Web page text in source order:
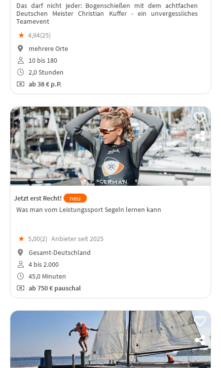
Das darf nicht jeder: Bogenschießen mit dem achtfachen
Deutschen Meister Christian Kuffer - ein unvergessliches
Teamevent
★ 4,94(25)
mehrere Orte
10 bis 180
2,0 Stunden
ab38 € p.P.
Jetzt erst Recht!
neu
Was man vom Leistungssport Segeln lernen kann
★ 5,00(2) Anbieter seit 2025
Gesamt-Deutschland
4 bis 2.000
45,0 Minuten
ab750 € pauschal